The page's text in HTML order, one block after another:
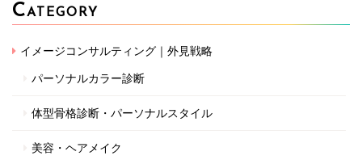
CATEGORY
イメージコンサルティング｜外見戦略
パーソナルカラー診断
体型骨格診断・パーソナルスタイル
美容・ヘアメイク